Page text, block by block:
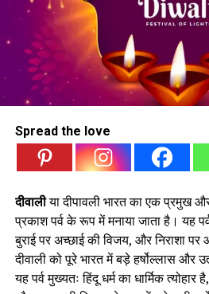
दिवाली के इस पावन अवसर पर आपको ढेर
मिले।
दीपों की रोशनी से आपका जीवन
आए।
आपके जीवन में हमेशा दीपों की तरह
Spread the love
दीवालीया दीपावली भारत का एक प्रमुख
प्रकाश पर्व के रूप में मनाया जाता है। यह
बुराई पर अच्छाई की विजय, और निराशा
दीवाली को पूरे भारत में बड़े हर्षोल्लास और
यह पर्व मुख्यतः हिंदू धर्म का धार्मिक